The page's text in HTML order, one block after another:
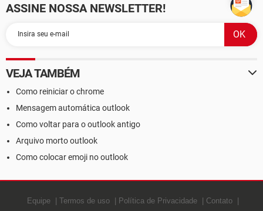
ASSINE NOSSA NEWSLETTER!
VEJA TAMBÉM
Como reiniciar o chrome
Mensagem automática outlook
Como voltar para o outlook antigo
Arquivo morto outlook
Como colocar emoji no outlook
Equipe Termos de uso Política de Privacidade Contato